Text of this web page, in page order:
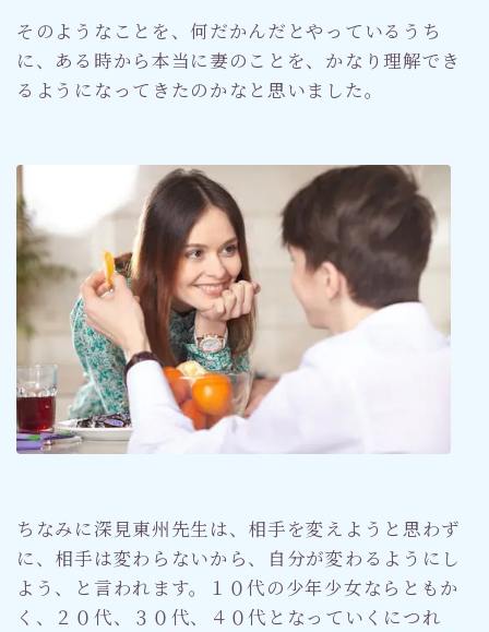
そのようなことを、何だかんだとやっているうち
に、ある時から本当に妻のことを、かなり理解でき
るようになってきたのかなと思いました。
ちなみに深見東州先生は、相手を変えようと思わず
に、相手は変わらないから、自分が変わるようにし
よう、と言われます。１０代の少年少女ならともか
く、２０代、３０代、４０代となっていくにつれ